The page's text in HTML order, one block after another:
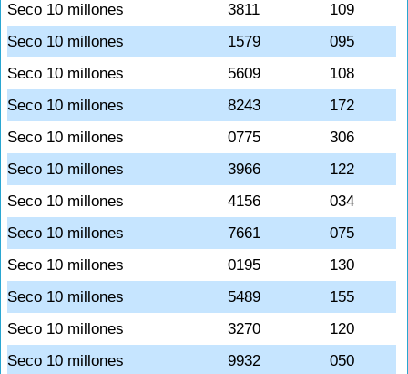
Seco 10 millones
3811
109
Seco 10 millones
1579
095
Seco 10 millones
5609
108
Seco 10 millones
8243
172
Seco 10 millones
0775
306
Seco 10 millones
3966
122
Seco 10 millones
4156
034
Seco 10 millones
7661
075
Seco 10 millones
0195
130
Seco 10 millones
5489
155
Seco 10 millones
3270
120
Seco 10 millones
9932
050